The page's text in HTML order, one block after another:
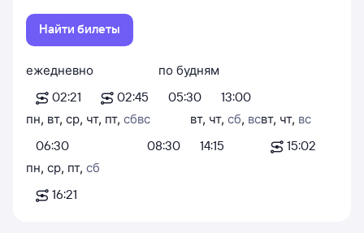
Найти билеты
ежедневно
02:21
02:45
по будням
05:30
13:00
пн, вт, ср, чт, пт, сб
06:30
вс
08:30
вт, чт, сб, вс
14:15
вт, чт, вс
15:02
пн, ср, пт, сб
16:21